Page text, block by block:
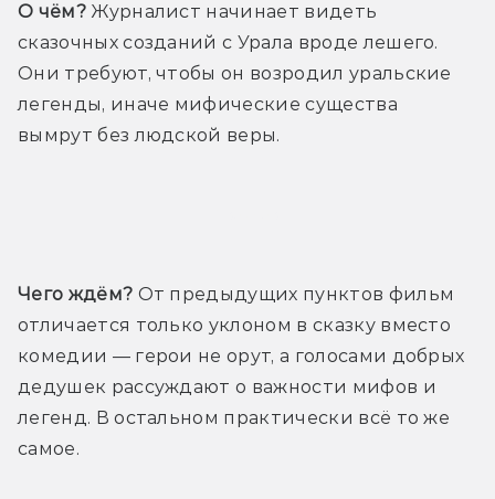
О чём? Журналист начинает видеть
сказочных созданий с Урала вроде лешего.
Они требуют, чтобы он возродил уральские
легенды, иначе мифические существа
вымрут без людской веры.
Чего ждём? От предыдущих пунктов фильм
отличается только уклоном в сказку вместо
комедии — герои не орут, а голосами добрых
дедушек рассуждают о важности мифов и
легенд. В остальном практически всё то же
самое.